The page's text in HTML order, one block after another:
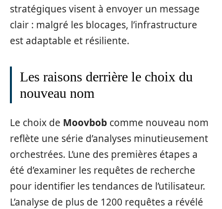
stratégiques visent à envoyer un message
clair : malgré les blocages, l’infrastructure
est adaptable et résiliente.
Les raisons derrière le choix du
nouveau nom
Le choix de Moovbob comme nouveau nom
reflète une série d’analyses minutieusement
orchestrées. L’une des premières étapes a
été d’examiner les requêtes de recherche
pour identifier les tendances de l’utilisateur.
L’analyse de plus de 1200 requêtes a révélé